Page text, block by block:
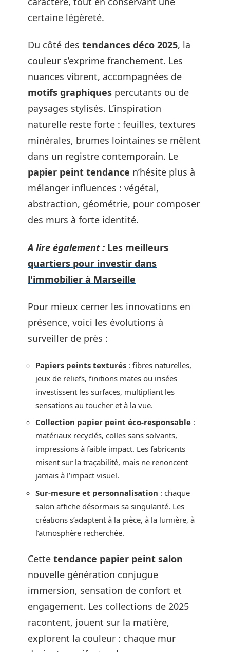
certaine légèreté.
Du côté des tendances déco 2025, la
couleur s’exprime franchement. Les
nuances vibrent, accompagnées de
motifs graphiques percutants ou de
paysages stylisés. L’inspiration
naturelle reste forte : feuilles, textures
minérales, brumes lointaines se mêlent
dans un registre contemporain. Le
papier peint tendance n’hésite plus à
mélanger influences : végétal,
abstraction, géométrie, pour composer
des murs à forte identité.
A lire également : Les meilleurs
quartiers pour investir dans
l'immobilier à Marseille
Pour mieux cerner les innovations en
présence, voici les évolutions à
surveiller de près :
Papiers peints texturés : fibres naturelles,
jeux de reliefs, finitions mates ou irisées
investissent les surfaces, multipliant les
sensations au toucher et à la vue.
Collection papier peint éco-responsable :
matériaux recyclés, colles sans solvants,
impressions à faible impact. Les fabricants
misent sur la traçabilité, mais ne renoncent
jamais à l’impact visuel.
Sur-mesure et personnalisation : chaque
salon affiche désormais sa singularité. Les
créations s’adaptent à la pièce, à la lumière, à
l’atmosphère recherchée.
Cette tendance papier peint salon
nouvelle génération conjugue
immersion, sensation de confort et
engagement. Les collections de 2025
racontent, jouent sur la matière,
explorent la couleur : chaque mur